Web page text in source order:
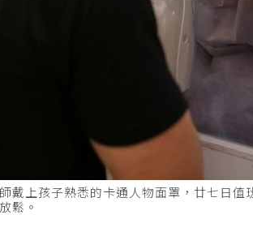
戴上孩子熟悉的卡通人物面罩，廿七日
鬆。